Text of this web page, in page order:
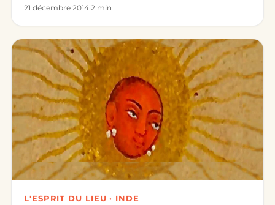
21 décembre 2014·2 min
L'ESPRIT DU LIEU · INDE